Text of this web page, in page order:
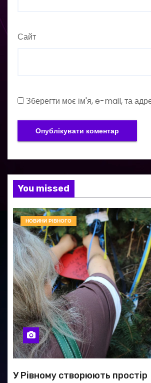
Сайт
Зберегти моє ім'я, e-mail, та
You missed
НОВИНИ РІВНОГО
У Рівному створюють простір